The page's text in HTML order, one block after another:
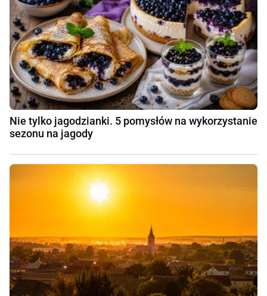
Nie tylko jagodzianki. 5 pomysłów na wykorzystanie
sezonu na jagody